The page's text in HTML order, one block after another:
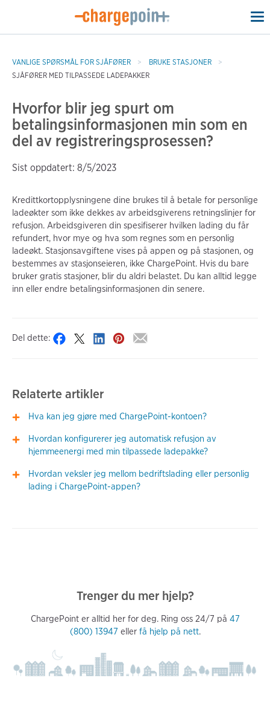
VANLIGE SPØRSMÅL FOR SJÅFØRER
BRUKE STASJONER
SJÅFØRER MED TILPASSEDE LADEPAKKER
Hvorfor blir jeg spurt om
betalingsinformasjonen min som en
del av registreringsprosessen?
Sist oppdatert: 8/5/2023
Kredittkortopplysningene dine brukes til å betale for personlige
ladeøkter som ikke dekkes av arbeidsgiverens retningslinjer for
refusjon. Arbeidsgiveren din spesifiserer hvilken lading du får
refundert, hvor mye og hva som regnes som en personlig
ladeøkt. Stasjonsavgiftene vises på appen og på stasjonen, og
bestemmes av stasjonseieren, ikke ChargePoint. Hvis du bare
bruker gratis stasjoner, blir du aldri belastet. Du kan alltid legge
inn eller endre betalingsinformasjonen din senere.
Del dette:
Relaterte artikler
Hva kan jeg gjøre med ChargePoint-kontoen?
Hvordan konfigurerer jeg automatisk refusjon av
hjemmeenergi med min tilpassede ladepakke?
Hvordan veksler jeg mellom bedriftslading eller personlig
lading i ChargePoint-appen?
Trenger du mer hjelp?
ChargePoint er alltid her for deg. Ring oss 24/7 på 47
(800) 13947 eller få hjelp på nett.